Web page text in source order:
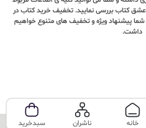
کتاب بررسی نمایید. تخفیف خرید کتاب در
پیشنهاد ویژه و تخفیف های متنوع خواهیم
داشت.
به فروشگاه عشق کتاب می‌باشد.
خانه ناشران سبدخرید